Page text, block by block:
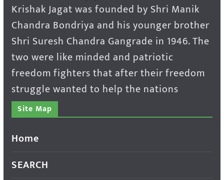
Krishak Jagat was founded by Shri Manik
Chandra Bondriya and his younger brother
Shri Suresh Chandra Gangrade in 1946. The
two were like minded and patriotic
freedom fighters that after their freedom
struggle wanted to help the nations
Site Map
Home
SEARCH